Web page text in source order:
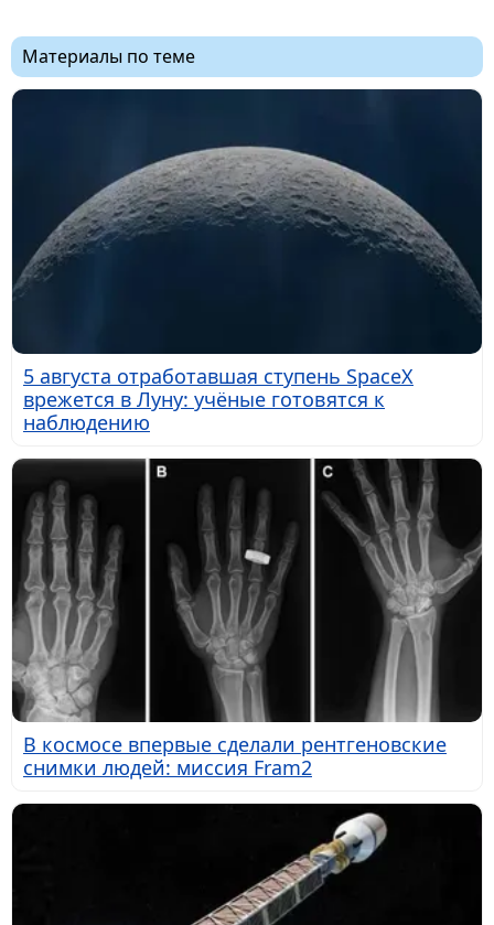
Материалы по теме
5 августа отработавшая ступень SpaceX
врежется в Луну: учёные готовятся к
наблюдению
В космосе впервые сделали рентгеновские
снимки людей: миссия Fram2